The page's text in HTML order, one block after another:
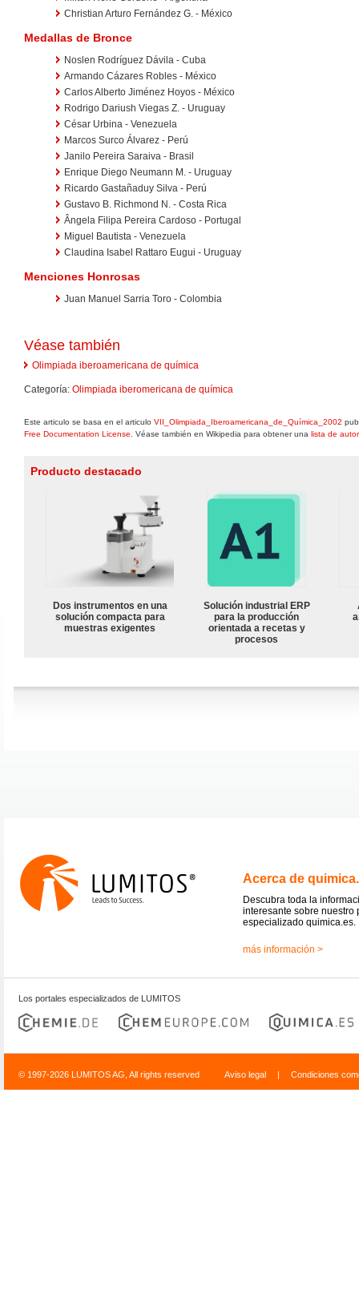
Christian Arturo Fernández G. - México
Medallas de Bronce
Noslen Rodríguez Dávila - Cuba
Armando Cázares Robles - México
Carlos Alberto Jiménez Hoyos - México
Rodrigo Dariush Viegas Z. - Uruguay
César Urbina - Venezuela
Marcos Surco Álvarez - Perú
Janilo Pereira Saraiva - Brasil
Enrique Diego Neumann M. - Uruguay
Ricardo Gastañaduy Silva - Perú
Gustavo B. Richmond N. - Costa Rica
Ângela Filipa Pereira Cardoso - Portugal
Miguel Bautista - Venezuela
Claudina Isabel Rattaro Eugui - Uruguay
Menciones Honrosas
Juan Manuel Sarria Toro - Colombia
Véase también
Olimpiada iberoamericana de química
Categoría: Olimpiada iberomericana de química
Este articulo se basa en el articulo VII_Olimpiada_Iberoamericana_de_Química_2002
Free Documentation License . Véase también en Wikipedia para obtener una lista de
Producto destacado
Dos instrumentos en una
solución compacta para
muestras exigentes
Solución industrial ERP
para la producción
orientada a recetas y
procesos
Acerca de
Descubra toda la
interesante sobre nuestro
especializado quimica.es.
más información >
Los portales especializados de LUMITOS
© 1997-2026 LUMITOS AG, All rights reserved Aviso legal | Condiciones